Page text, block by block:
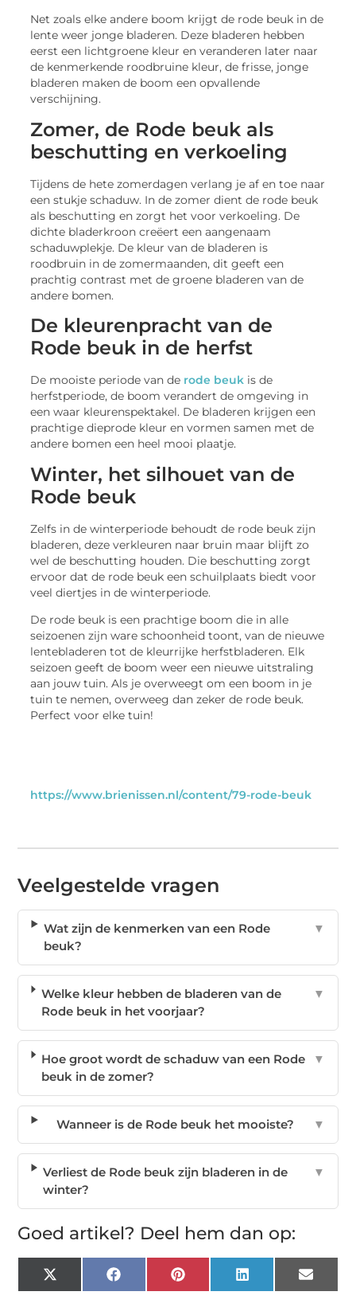
Net zoals elke andere boom krijgt de rode beuk in de
lente weer jonge bladeren. Deze bladeren hebben
eerst een lichtgroene kleur en veranderen later naar
de kenmerkende roodbruine kleur, de frisse, jonge
bladeren maken de boom een opvallende
verschijning.
Zomer, de Rode beuk als
beschutting en verkoeling
Tijdens de hete zomerdagen verlang je af en toe naar
een stukje schaduw. In de zomer dient de rode beuk
als beschutting en zorgt het voor verkoeling. De
dichte bladerkroon creëert een aangenaam
schaduwplekje. De kleur van de bladeren is
roodbruin in de zomermaanden, dit geeft een
prachtig contrast met de groene bladeren van de
andere bomen.
De kleurenpracht van de
Rode beuk in de herfst
De mooiste periode van de rode beuk is de
herfstperiode, de boom verandert de omgeving in
een waar kleurenspektakel. De bladeren krijgen een
prachtige dieprode kleur en vormen samen met de
andere bomen een heel mooi plaatje.
Winter, het silhouet van de
Rode beuk
Zelfs in de winterperiode behoudt de rode beuk zijn
bladeren, deze verkleuren naar bruin maar blijft zo
wel de beschutting houden. Die beschutting zorgt
ervoor dat de rode beuk een schuilplaats biedt voor
veel diertjes in de winterperiode.
De rode beuk is een prachtige boom die in alle
seizoenen zijn ware schoonheid toont, van de nieuwe
lentebladeren tot de kleurrijke herfstbladeren. Elk
seizoen geeft de boom weer een nieuwe uitstraling
aan jouw tuin. Als je overweegt om een boom in je
tuin te nemen, overweeg dan zeker de rode beuk.
Perfect voor elke tuin!
https://www.brienissen.nl/content/79-rode-beuk
Veelgestelde vragen
Wat zijn de kenmerken van een Rode
beuk?
▼
Welke kleur hebben de bladeren van de
Rode beuk in het voorjaar?
▼
Hoe groot wordt de schaduw van een Rode
beuk in de zomer?
▼
Wanneer is de Rode beuk het mooiste? ▼
Verliest de Rode beuk zijn bladeren in de
winter?
▼
Goed artikel? Deel hem dan op:
X
(Twitter)
FacebookPinterest LinkedIn Email